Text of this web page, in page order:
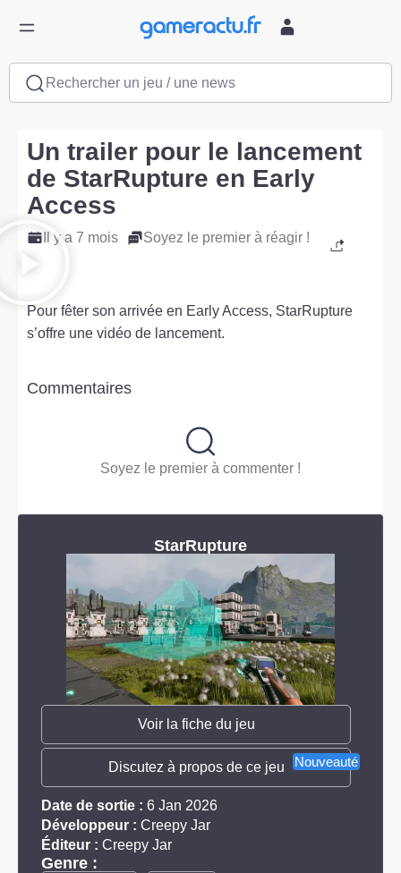
Rechercher un jeu / une news
Un trailer pour le lancement
de StarRupture en Early
Access
Il y a 7 mois Soyez le premier à réagir !
Pour fêter son arrivée en Early Access, StarRupture
s’offre une vidéo de lancement.
Commentaires
Soyez le premier à commenter !
StarRupture
Voir la fiche du jeu
Nouveauté
Discutez à propos de ce jeu
Date de sortie : 6 Jan 2026
Développeur : Creepy Jar
Éditeur : Creepy Jar
Genre :